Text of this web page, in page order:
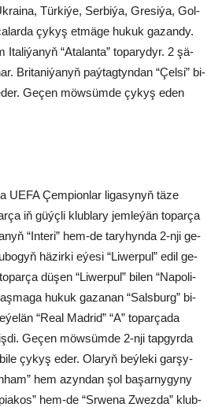
Tür­ki­ýe, Ser­bi­ýa, Gre­si­ýa, Gol­
çy­kyş et­mä­ge hu­kuk ga­zan­dy.
Ita­li­ýa­nyň “Ata­lan­ta” to­pa­ry­dyr. 2 şä­
Bri­ta­ni­ýa­nyň paý­tag­tyn­dan “Çel­si” bi­
Ge­çen möwsümde çykyş eden
UEFA Çem­pi­on­lar li­ga­sy­nyň tä­ze
iň güýç­li klub­la­ry jem­le­ýän to­parça
“In­te­ri” hem-de ta­ry­hyn­da 2-nji ge­
hä­zir­ki eýe­si “Li­wer­pul” edil ge­
dü­şen “Li­wer­pul” bi­len “Na­po­li­
hu­kuk ga­za­nan “Sals­burg” bi­
“Re­al Mad­rid” “A” to­par­ça­da
Ge­çen möw­süm­de 2-nji tap­gyr­da
bi­le çy­kyş eder. Ola­ryň beý­le­ki gar­şy­
hem azyn­dan şol ba­şar­ny­gy­ny
hem-de “Srwe­na Zwez­da” klub­